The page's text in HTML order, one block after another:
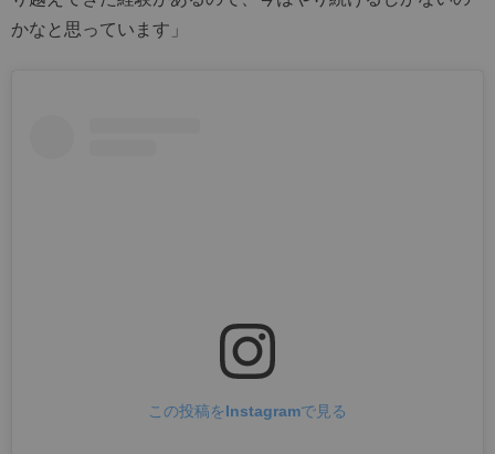
かなと思っています」
この投稿をInstagramで見る